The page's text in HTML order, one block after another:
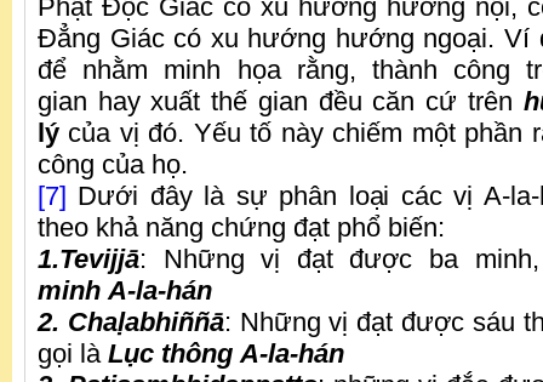
Phật Độc Giác có xu hướng hướng nội,
Đẳng Giác có xu hướng hướng ngoại. Ví
để nhằm minh họa rằng, thành công
gian hay xuất thế gian đều căn cứ trên
lý của vị đó. Yếu tố này chiếm một phần
công của họ.
[7] Dưới đây là sự phân loại các vị A-la-
theo khả năng chứng đạt phổ biến:
1.Tevijjā: Những vị đạt được ba
minh A-la-hán
2. Chaḷabhiññā: Những vị đạt được sáu
gọi là Lục thông A-la-hán